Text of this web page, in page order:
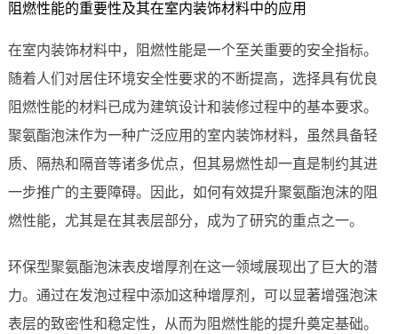
阻燃性能的重要性及其在室内装饰材料中的应用
在室内装饰材料中，阻燃性能是一个至关重要的安全指标。
随着人们对居住环境安全性要求的不断提高，选择具有优良
阻燃性能的材料已成为建筑设计和装修过程中的基本要求。
聚氨酯泡沫作为一种广泛应用的室内装饰材料，虽然具备轻
质、隔热和隔音等诸多优点，但其易燃性却一直是制约其进
一步推广的主要障碍。因此，如何有效提升聚氨酯泡沫的阻
燃性能，尤其是在其表层部分，成为了研究的重点之一。
环保型聚氨酯泡沫表皮增厚剂在这一领域展现出了巨大的潜
力。通过在发泡过程中添加这种增厚剂，可以显著增强泡沫
表层的致密性和稳定性，从而为阻燃性能的提升奠定基础。